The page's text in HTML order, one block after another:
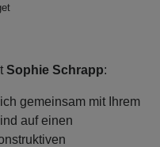
Sophie Schrapp:
gemeinsam mit Ihrem
auf einen